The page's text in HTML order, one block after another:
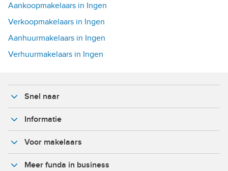
Aankoopmakelaars in Ingen
Verkoopmakelaars in Ingen
Aanhuurmakelaars in Ingen
Verhuurmakelaars in Ingen
Snel naar
Informatie
Voor makelaars
Meer funda in business